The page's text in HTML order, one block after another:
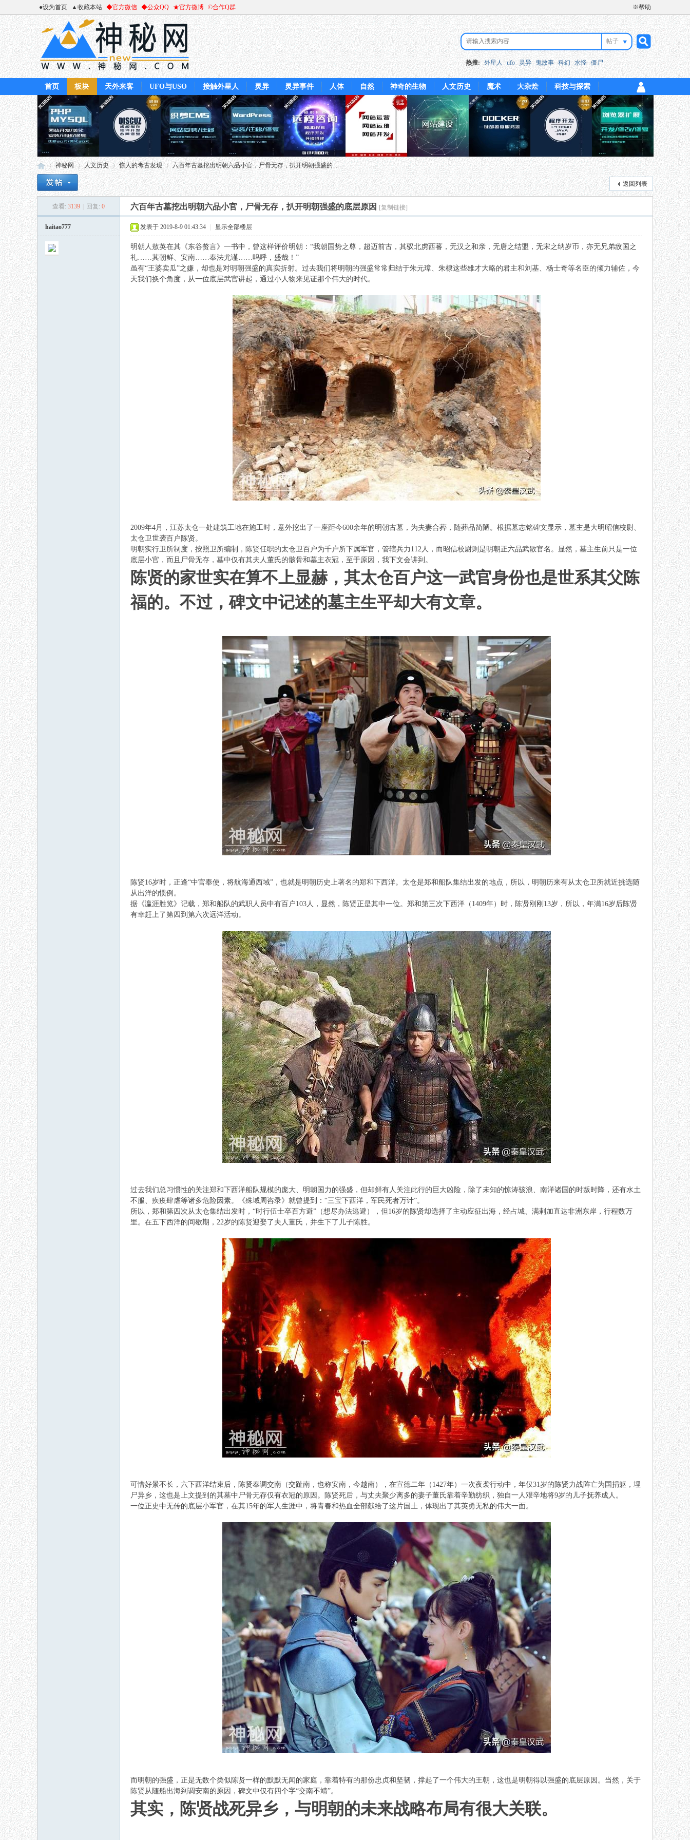
●设为首页 ▲收藏本站 ◆官方微信 ◆公众QQ ★官方微博 ©合作Q群 ※帮助
帖子
搜
索
热搜: 外星人 ufo 灵异 鬼故事 科幻 水怪 僵尸
首页 板块 天外来客 UFO与USO 接触外星人 灵异 灵异事件 人体 自然 神奇的生物 人文历史 魔术 大杂烩 科技与探索
神秘网
›
人文历史 惊人的考古发现
›
六百年古墓挖出明朝六品小官，尸骨无存，扒开明朝强盛的 ...
返回列表
查看: 3139 回复: 0 六百年古墓挖出明朝六品小官，尸骨无存，扒开明朝强盛的底层原因 [复制链接]
haitao777 发表于 2019-8-9 01:43:34 显示全部楼层
明朝人敖英在其《东谷赘言》一书中，曾这样评价明朝：“我朝国势之尊，超迈前古，其驭北虏西蕃，无汉之和亲，无唐之结盟，无宋之纳岁币，亦无兄弟敌国之
礼……其朝鲜、安南……奉法尤谨……呜呼，盛哉！”
虽有“王婆卖瓜”之嫌，却也是对明朝强盛的真实折射。过去我们将明朝的强盛常常归结于朱元璋、朱棣这些雄才大略的君主和刘基、杨士奇等名臣的倾力辅佐，今
天我们换个角度，从一位底层武官讲起，通过小人物来见证那个伟大的时代。
2009年4月，江苏太仓一处建筑工地在施工时，意外挖出了一座距今600余年的明朝古墓 ，为夫妻合葬，随葬品简陋。根据墓志铭碑文显示，墓主是大明昭信校尉、
太仓卫世袭百户陈贤。
明朝实行卫所制度，按照卫所编制，陈贤任职的太仓卫百户为千户所下属军官，管辖兵力112人，而昭信校尉则是明朝正六品武散官名。显然，墓主生前只是一位
底层小官，而且尸骨无存，墓中仅有其夫人董氏的骸骨和墓主衣冠，至于原因，我下文会讲到。
陈贤的家世实在算不上显赫，其太仓百户这一武官身份也是世系其父陈
福的。不过，碑文中记述的墓主生平却大有文章。
陈贤16岁时，正逢“中官奉使，将航海通西域”，也就是明朝 历史上著名的郑和下西洋。太仓是郑和船队集结出发的地点，所以，明朝历来有从太仓卫所就近挑选随
从出洋的惯例。
据《瀛涯胜览》记载，郑和船队的武职人员中有百户103人，显然，陈贤正是其中一位。郑和第三次下西洋（1409年）时，陈贤刚刚13岁，所以，年满16岁后陈贤
有幸赶上了第四到第六次远洋活动。
过去我们总习惯性的关注郑和下西洋船队规模的庞大、明朝国力的强盛，但却鲜有人关注此行的巨大凶险，除了未知的惊涛骇浪、南洋诸国的时叛时降，还有水土
不服、疾疫肆虐等诸多危险因素。《殊域周咨录》就曾提到：“三宝下西洋，军民死者万计”。
所以，郑和第四次从太仓集结出发时，“时行伍士卒百方避”（想尽办法逃避），但16岁的陈贤却选择了主动应征出海，经占城、满剌加直达非洲东岸，行程数万
里。在五下西洋的间歇期，22岁的陈贤迎娶了夫人董氏，并生下了儿子陈胜。
可惜好景不长，六下西洋结束后，陈贤奉调交南（交趾南，也称安南，今越南），在宣德二年（1427年）一次夜袭行动中，年仅31岁的陈贤力战阵亡为国捐躯，埋
尸异乡，这也是上文提到的其墓中尸骨无存仅有衣冠的原因。陈贤死后，与丈夫聚少离多的妻子董氏靠着辛勤纺织，独自一人艰辛地将9岁的儿子抚养成人。
一位正史中无传的底层小军官，在其15年的军人生涯中，将青春和热血全部献给了这片国土，体现出了其英勇无私的伟大一面。
而明朝的强盛，正是无数个类似陈贤一样的默默无闻的家庭，靠着特有的那份忠贞和坚韧，撑起了一个伟大的王朝，这也是明朝得以强盛的底层原因。当然，关于
陈贤从随船出海到调安南的原因，碑文中仅有四个字“交南不靖”。
其实，陈贤战死异乡，与明朝的未来战略布局有很大关联。